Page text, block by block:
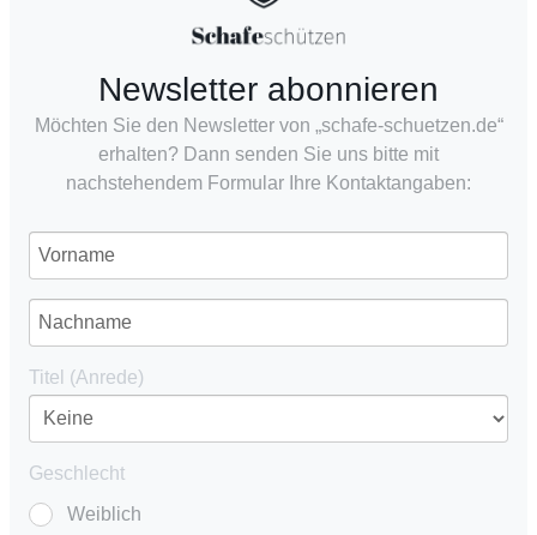
Newsletter abonnieren
Möchten Sie den Newsletter von „schafe-schuetzen.de“
erhalten? Dann senden Sie uns bitte mit
nachstehendem Formular Ihre Kontaktangaben:
Titel (Anrede)
Geschlecht
Weiblich